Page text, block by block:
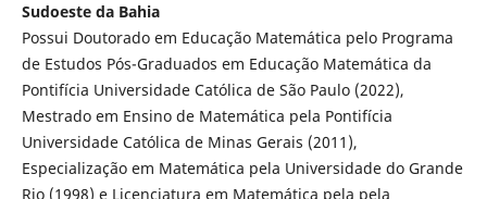
Sudoeste da Bahia
Possui Doutorado em Educação Matemática pelo Programa
de Estudos Pós-Graduados em Educação Matemática da
Pontifícia Universidade Católica de São Paulo (2022),
Mestrado em Ensino de Matemática pela Pontifícia
Universidade Católica de Minas Gerais (2011),
Especialização em Matemática pela Universidade do Grande
Rio (1998) e Licenciatura em Matemática pela pela